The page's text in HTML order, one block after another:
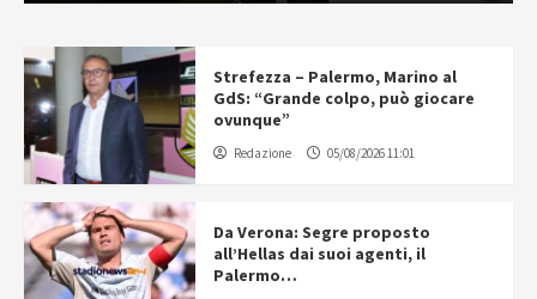
Strefezza – Palermo, Marino al
GdS: “Grande colpo, può giocare
ovunque”
Redazione 05/08/2026 11:01
Da Verona: Segre proposto
all’Hellas dai suoi agenti, il
Palermo…